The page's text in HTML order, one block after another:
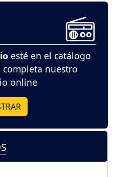
esté en el catálogo
completa nuestro
online